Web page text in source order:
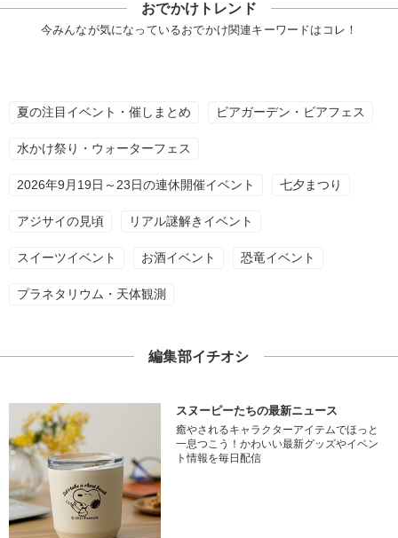
おでかけトレンド
今みんなが気になっているおでかけ関連キーワードはコレ！
夏の注目イベント・催しまとめ ビアガーデン・ビアフェス
水かけ祭り・ウォーターフェス
2026年9月19日～23日の連休開催イベント 七夕まつり
アジサイの見頃 リアル謎解きイベント
スイーツイベント お酒イベント 恐竜イベント
プラネタリウム・天体観測
編集部イチオシ
スヌーピーたちの最新ニュース
癒やされるキャラクターアイテムでほっと
一息つこう！かわいい最新グッズやイベン
ト情報を毎日配信